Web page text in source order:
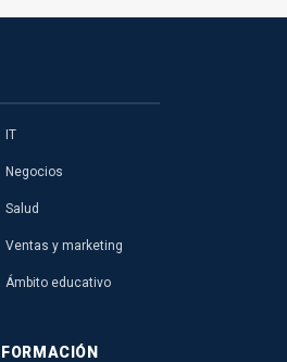
IT
Negocios
Salud
Ventas y marketing
Ámbito educativo
FORMACIÓN